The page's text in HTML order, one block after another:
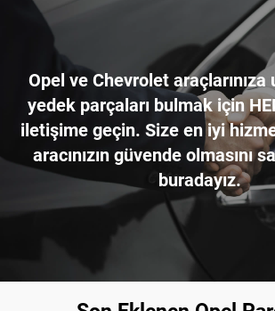
Opel ve Chevrolet araçlarınıza
yedek parçaları bulmak için
iletişime geçin. Size en iyi
aracınızın güvende olmasını
buradayız.